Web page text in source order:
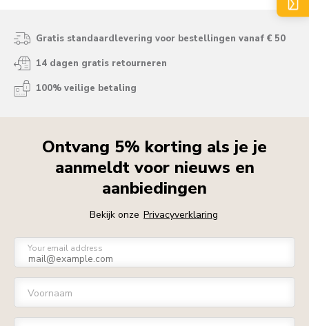
Gratis standaardlevering voor bestellingen vanaf € 50
14 dagen gratis retourneren
100% veilige betaling
Ontvang 5% korting als je je
aanmeldt voor nieuws en
aanbiedingen
Bekijk onze Privacyverklaring
Your email address
Voornaam